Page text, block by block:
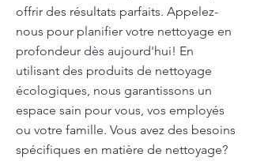
offrir des résultats parfaits. Appelez-
nous pour planifier votre nettoyage en
profondeur dès aujourd'hui! En
utilisant des produits de nettoyage
écologiques, nous garantissons un
espace sain pour vous, vos employés
ou votre famille. Vous avez des besoins
spécifiques en matière de nettoyage?